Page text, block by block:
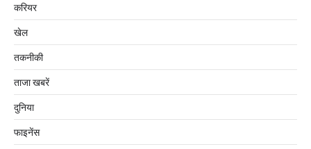
करियर
खेल
तकनीकी
ताजा खबरें
दुनिया
फाइनेंस